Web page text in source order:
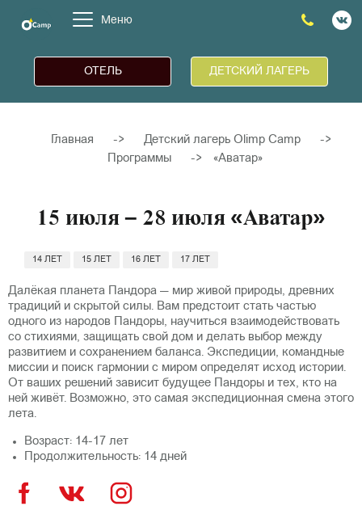
Меню
ОТЕЛЬ ДЕТСКИЙ ЛАГЕРЬ
Главная -> Детский лагерь Olimp Camp
->
Программы
-> «Аватар»
15 июля – 28 июля «Аватар»
14 ЛЕТ 15 ЛЕТ 16 ЛЕТ 17 ЛЕТ
Далёкая планета Пандора — мир живой природы, древних
традиций и скрытой силы. Вам предстоит стать частью
одного из народов Пандоры, научиться взаимодействовать
со стихиями, защищать свой дом и делать выбор между
развитием и сохранением баланса. Экспедиции, командные
миссии и поиск гармонии с миром определят исход истории.
От ваших решений зависит будущее Пандоры и тех, кто на
ней живёт. Возможно, это самая экспедиционная смена этого
лета.
Возраст: 14-17 лет
Продолжительность: 14 дней